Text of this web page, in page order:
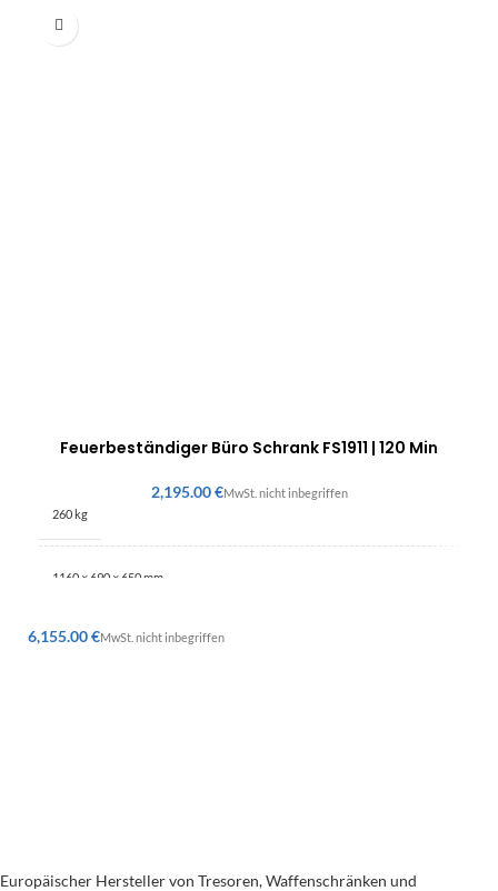
Feuerbeständiger Büro Schrank FS1911 | 120 Min
€
260 kg
1160 × 690 × 650 mm
€
Europäischer Hersteller von Tresoren, Waffenschränken und